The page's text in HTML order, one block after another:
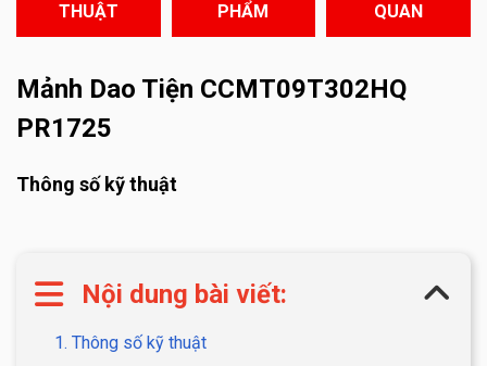
THUẬT
PHẨM
QUAN
Mảnh Dao Tiện CCMT09T302HQ
PR1725
Thông số kỹ thuật
Nội dung bài viết:
1. Thông số kỹ thuật